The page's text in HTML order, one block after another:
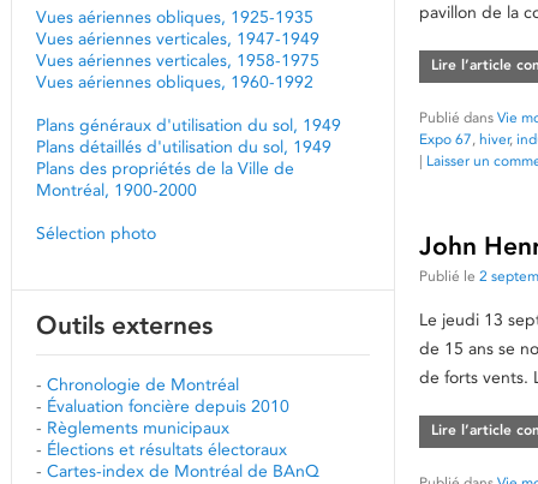
pavillon de la
Lire l’article
Publié dans Vie
Expo 67, hiver,
| Laisser un
John
Publié le 2
Le jeudi 13
de 15 ans se
de forts vents.
Lire l’article
Vues aériennes obliques, 1925-1935
Vues aériennes verticales, 1947-1949
Vues aériennes verticales, 1958-1975
Vues aériennes obliques, 1960-1992
Plans généraux d'utilisation du sol, 1949
Plans détaillés d'utilisation du sol, 1949
Plans des propriétés de la Ville de
Montréal, 1900-2000
Sélection photo
Outils externes
- Chronologie de Montréal
- Évaluation foncière depuis 2010
- Règlements municipaux
- Élections et résultats électoraux
- Cartes-index de Montréal de BAnQ